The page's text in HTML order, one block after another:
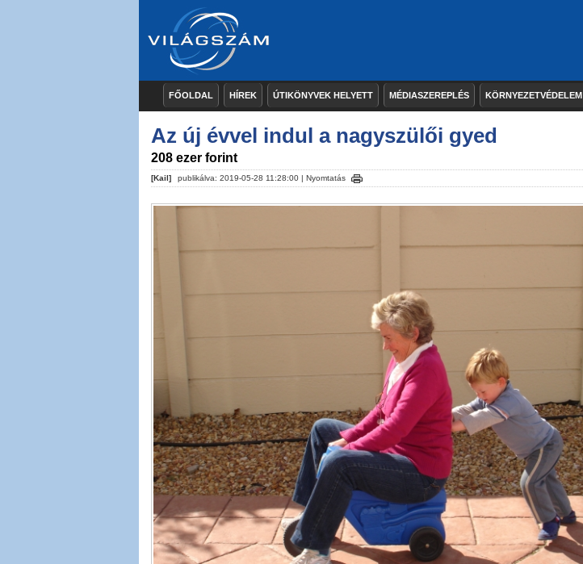
FŐOLDAL HÍREK ÚTIKÖNYVEK HELYETT MÉDIASZEREPLÉS KÖRNYEZETVÉDELEM
Az új évvel indul a nagyszülői gyed
208 ezer forint
[Kail] publikálva: 2019-05-28 11:28:00 | Nyomtatás